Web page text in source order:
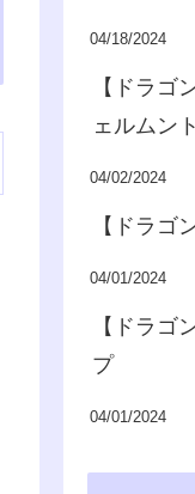
04/18/2024
【ドラゴ
ェルムント
04/02/2024
【ドラゴ
04/01/2024
【ドラゴ
プ
04/01/2024